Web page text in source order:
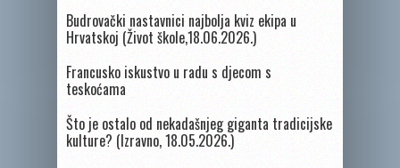
Budrovački nastavnici najbolja kviz ekipa u
Hrvatskoj (Život škole,18.06.2026.)
Francusko iskustvo u radu s djecom s
teskoćama
Što je ostalo od nekadašnjeg giganta tradicijske
kulture? (Izravno, 18.05.2026.)